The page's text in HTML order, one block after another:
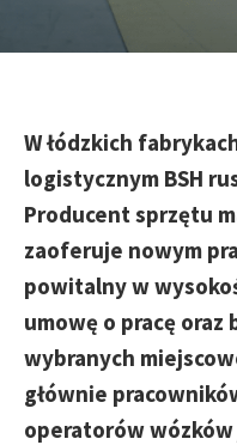
W łódzkich
logistycznym BSH
Producent sprzętu
zaoferuje nowym
powitalny w
umowę o pracę oraz
wybranych
głównie
operatorów